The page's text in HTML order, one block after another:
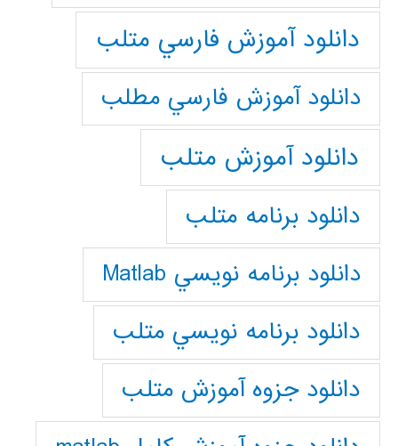
دانلود آموزش فارسي متلب
دانلود آموزش فارسي مطلب
دانلود آموزش متلب
دانلود برنامه متلب
دانلود برنامه نويسي Matlab
دانلود برنامه نويسي متلب
دانلود جزوه آموزش متلب